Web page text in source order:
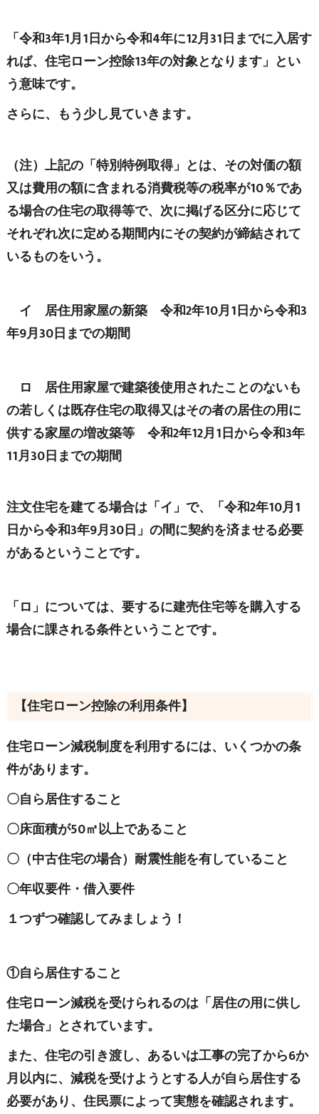
「令和3年1月1日から令和4年に12月31日までに入居す
れば、住宅ローン控除13年の対象となります」とい
う意味です。
さらに、もう少し見ていきます。
（注）上記の「特別特例取得」とは、その対価の額
又は費用の額に含まれる消費税等の税率が10％であ
る場合の住宅の取得等で、次に掲げる区分に応じて
それぞれ次に定める期間内にその契約が締結されて
いるものをいう。
イ 居住用家屋の新築 令和2年10月1日から令和3
年9月30日までの期間
ロ 居住用家屋で建築後使用されたことのないも
の若しくは既存住宅の取得又はその者の居住の用に
供する家屋の増改築等 令和2年12月1日から令和3年
11月30日までの期間
注文住宅を建てる場合は「イ」で、「令和2年10月1
日から令和3年9月30日」の間に契約を済ませる必要
があるということです。
「ロ」については、要するに建売住宅等を購入する
場合に課される条件ということです。
【住宅ローン控除の利用条件】
住宅ローン減税制度を利用するには、いくつかの条
件があります。
〇自ら居住すること
〇床面積が50㎡以上であること
〇（中古住宅の場合）耐震性能を有していること
〇年収要件・借入要件
１つずつ確認してみましょう！
①自ら居住すること
住宅ローン減税を受けられるのは「居住の用に供し
た場合」とされています。
また、住宅の引き渡し、あるいは工事の完了から6か
月以内に、減税を受けようとする人が自ら居住する
必要があり、住民票によって実態を確認されます。